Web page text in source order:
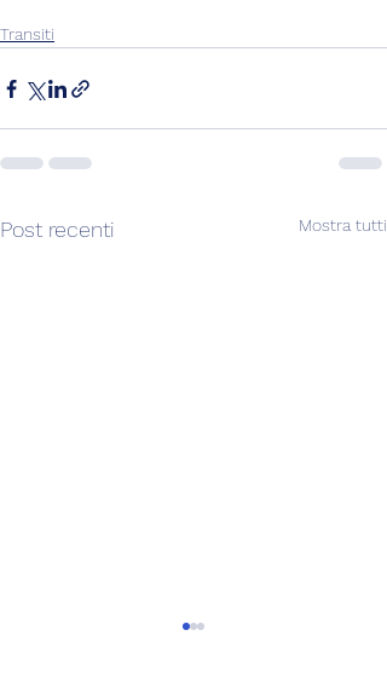
Transiti
Post recenti Mostra tutti